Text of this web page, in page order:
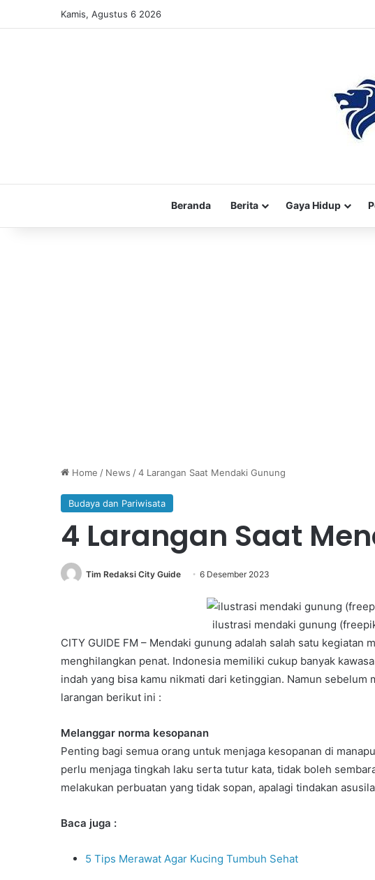
Kamis, Agustus 6 2026
Beranda Berita Gaya Hidup
Home / News /4 Larangan Saat Mendaki Gunung
Budaya dan Pariwisata
4 Larangan Saat
Tim Redaksi City Guide 6 Desember 2023
ilustrasi mendaki gunung
CITY GUIDE FM – Mendaki gunung adalah salah satu kegiatan
menghilangkan penat. Indonesia memiliki cukup banyak
indah yang bisa kamu nikmati dari ketinggian. Namun
larangan berikut ini :
Melanggar norma kesopanan
Penting bagi semua orang untuk menjaga kesopanan di
perlu menjaga tingkah laku serta tutur kata, tidak boleh
melakukan perbuatan yang tidak sopan, apalagi tindakan
Baca juga :
5 Tips Merawat Agar Kucing Tumbuh Sehat